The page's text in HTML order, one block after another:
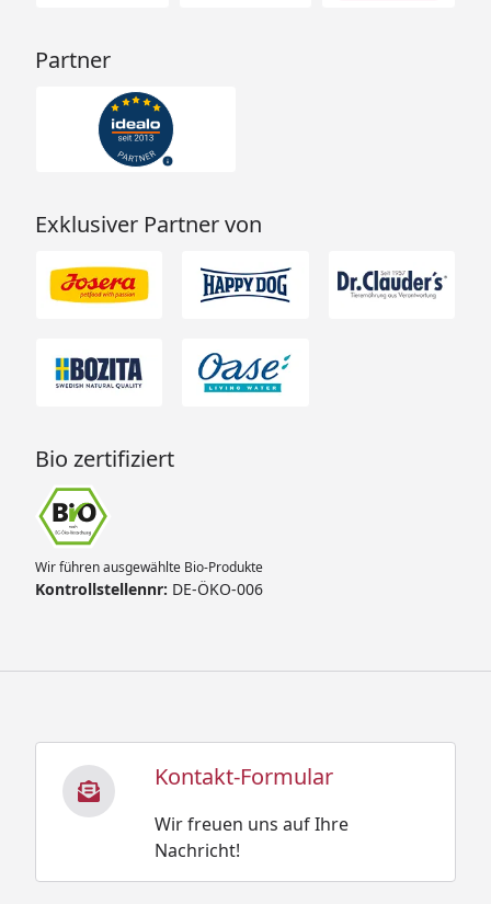
Partner
Exklusiver Partner von
Bio zertifiziert
Wir führen ausgewählte Bio-Produkte
Kontrollstellennr: DE-ÖKO-006
Kontakt-Formular
Wir freuen uns auf Ihre
Nachricht!